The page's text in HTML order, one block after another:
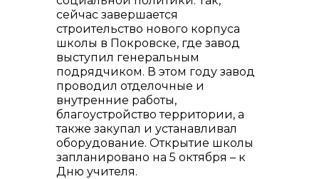
сейчас завершается
строительство нового корпуса
школы в Покровске, где завод
выступил генеральным
подрядчиком. В этом году завод
проводил отделочные и
внутренние работы,
благоустройство территории, а
также закупал и устанавливал
оборудование. Открытие школы
запланировано на 5 октября – к
Дню учителя.